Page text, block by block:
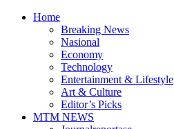
Home
Breaking News
Nasional
Economy
Technology
Entertainment & Lifestyle
Art & Culture
Editor’s Picks
MTM NEWS